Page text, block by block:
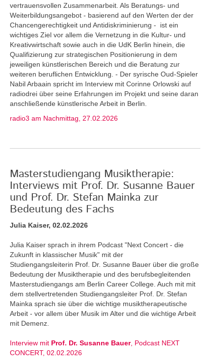
vertrauensvollen Zusammenarbeit. Als Beratungs- und
Weiterbildungsangebot - basierend auf den Werten der der
Chancengerechtigkeit und Antidiskriminierung - ist ein
wichtiges Ziel vor allem die Vernetzung in die Kultur- und
Kreativwirtschaft sowie auch in die UdK Berlin hinein, die
Qualifizierung zur strategischen Positionierung in dem
jeweiligen künstlerischen Bereich und die Beratung zur
weiteren beruflichen Entwicklung. - Der syrische Oud-Spieler
Nabil Arbaain spricht im Interview mit Corinne Orlowski auf
radiodrei über seine Erfahrungen im Projekt und seine daran
anschließende künstlerische Arbeit in Berlin.
radio3 am Nachmittag, 27.02.2026
Masterstudiengang Musiktherapie:
Interviews mit Prof. Dr. Susanne Bauer
und Prof. Dr. Stefan Mainka zur
Bedeutung des Fachs
Julia Kaiser, 02.02.2026
Julia Kaiser sprach in ihrem Podcast "Next Concert - die
Zukunft in klassischer Musik" mit der
Studiengangsleiterin Prof. Dr. Susanne Bauer über die große
Bedeutung der Musiktherapie und des berufsbegleitenden
Masterstudiengangs am Berlin Career College. Auch mit mit
dem stellvertretenden Studiengangsleiter Prof. Dr. Stefan
Mainka sprach sie über die wichtige musiktherapeutische
Arbeit - vor allem über Musik im Alter und die wichtige Arbeit
mit Demenz.
Interview mit Prof. Dr. Susanne Bauer, Podcast NEXT
CONCERT, 02.02.2026